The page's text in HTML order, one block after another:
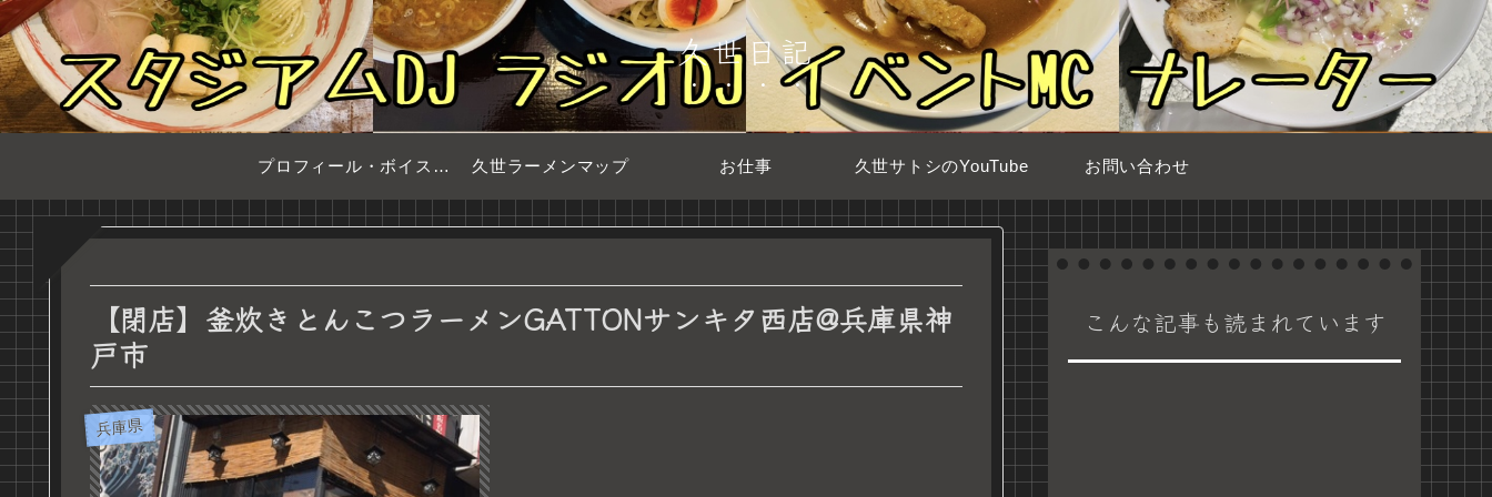
久世日記
プロフィール・ボイスサンプル 久世ラーメンマップ お仕事 久世サトシのYouTube お問い合わせ
【閉店】釜炊きとんこつラーメンGATTONサンキタ西店@兵庫県神
戸市
兵庫県
こんな記事も読まれています